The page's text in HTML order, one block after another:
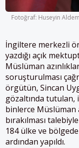
Fotoğraf: Huseyin
İngiltere merkezli
yazdığı açık
Müslüman
soruşturulması
örgütün, Sincan
gözaltında tutulan,
binlerce Müslüman
bırakılması
184 ülke ve
ardından yapıldı.